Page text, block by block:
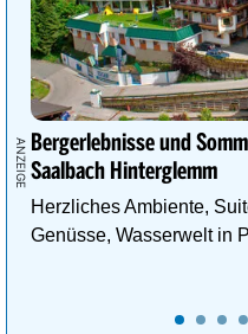
Bergerlebnisse und
Saalbach Hinterglemm
Herzliches Ambiente,
Genüsse, Wasserwelt in